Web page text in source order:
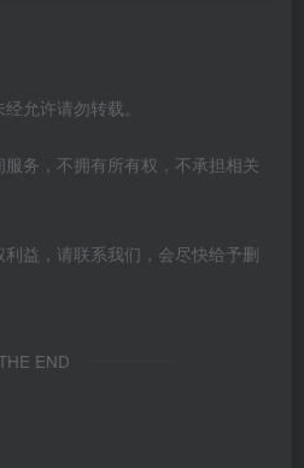
允许请勿转载。
务，不拥有所有权，不承担相关
益，请联系我们，会尽快给予删
END